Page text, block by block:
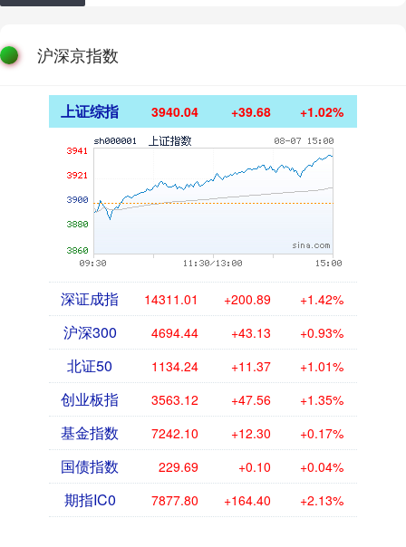
沪深京指数
上证综指 3940.04 +39.68 +1.02%
深证成指 14311.01 +200.89 +1.42%
沪深300 4694.44 +43.13 +0.93%
北证50 1134.24 +11.37 +1.01%
创业板指 3563.12 +47.56 +1.35%
基金指数 7242.10 +12.30 +0.17%
国债指数 229.69 +0.10 +0.04%
期指IC0 7877.80 +164.40 +2.13%